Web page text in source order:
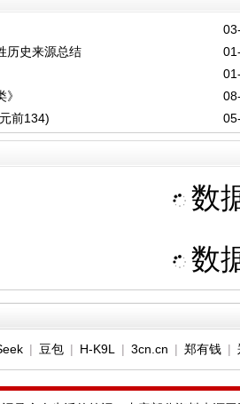
历史来源总结
前134)
数
数
| 豆包| H-K9L | 3cn.cn | 郑有钱|